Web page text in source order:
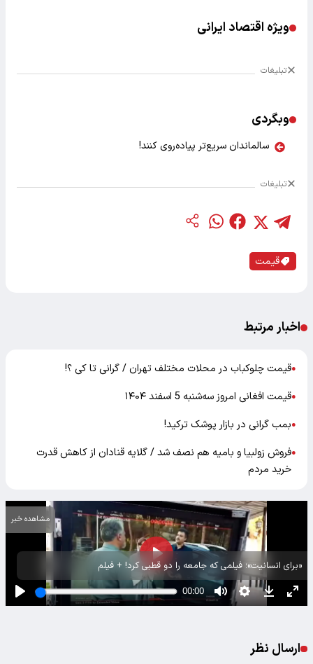
ویژه اقتصاد ایرانی
تبلیغات
وبگردی
سالماندان سریع‌تر پیاده‌روی کنند!
تبلیغات
قیمت
اخبار مرتبط
●قیمت چلوکباب در محلات مختلف تهران / گرانی تا کی ؟!
●قیمت افغانی امروز سه‌شنبه 5 اسفند ۱۴۰۴
●بمب گرانی در بازار پوشک ترکید!
●فروش زولبیا و بامیه هم نصف شد / گلایه قنادان از کاهش قدرت
خرید مردم
«برای انسانیت»؛ فیلمی که جامعه را دو قطبی کرد! + فیلم
مشاهده خبر
ارسال نظر